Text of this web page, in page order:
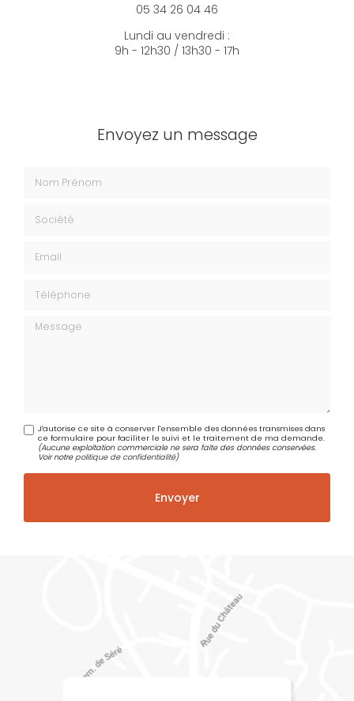
05 34 26 04 46
Lundi au vendredi :
9h - 12h30 / 13h30 - 17h
Envoyez un message
Message
J'autorise ce site à conserver l'ensemble des données transmises dans
ce formulaire pour faciliter le suivi et le traitement de ma demande.
(Aucune exploitation commerciale ne sera faite des données conservées.
Voir notrepolitique de confidentialité)